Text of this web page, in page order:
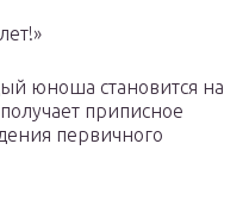
юноша становится на
приписное
первичного